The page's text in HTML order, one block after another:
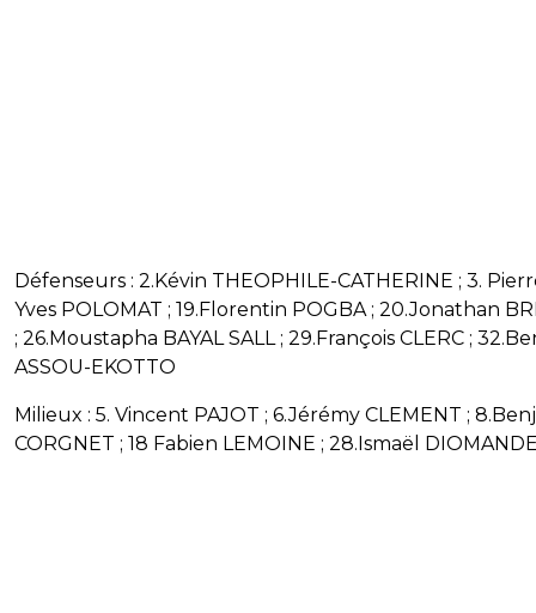
Défenseurs : 2.Kévin THEOPHILE-CATHERINE ; 3.
Yves POLOMAT ; 19.Florentin POGBA ; 20.Jonathan
; 26.Moustapha BAYAL SALL ; 29.François CLERC ;
ASSOU-EKOTTO
Milieux : 5. Vincent PAJOT ; 6.Jérémy CLEMENT ;
CORGNET ; 18 Fabien LEMOINE ; 28.Ismaël